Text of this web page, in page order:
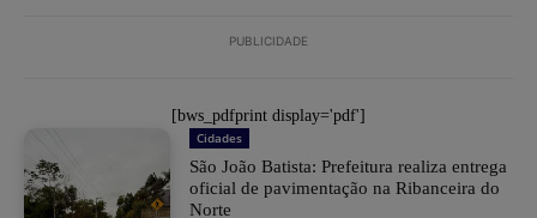
PUBLICIDADE
[bws_pdfprint display='pdf']
Cidades
São João Batista: Prefeitura realiza entrega
oficial de pavimentação na Ribanceira do
Norte